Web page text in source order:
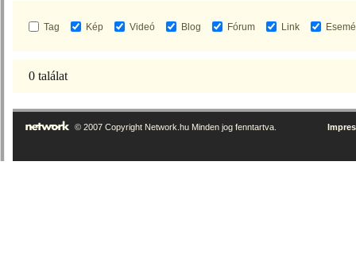
Tag Kép Videó Blog Fórum Link
0 találat
© 2007 Copyright Network.hu Minden jog fenntartva.